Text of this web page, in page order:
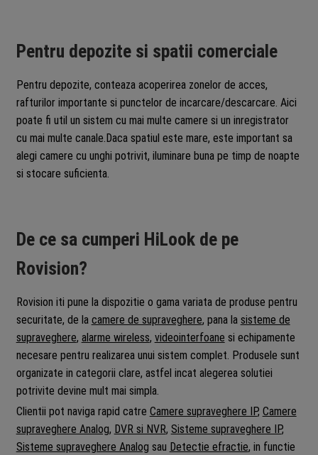
Pentru depozite si spatii comerciale
Pentru depozite, conteaza acoperirea zonelor de acces,
rafturilor importante si punctelor de incarcare/descarcare. Aici
poate fi util un sistem cu mai multe camere si un inregistrator
cu mai multe canale.Daca spatiul este mare, este important sa
alegi camere cu unghi potrivit, iluminare buna pe timp de noapte
si stocare suficienta.
De ce sa cumperi HiLook de pe
Rovision?
Rovision iti pune la dispozitie o gama variata de produse pentru
securitate, de la camere de supraveghere, pana la sisteme de
supraveghere, alarme wireless, videointerfoane si echipamente
necesare pentru realizarea unui sistem complet. Produsele sunt
organizate in categorii clare, astfel incat alegerea solutiei
potrivite devine mult mai simpla.
Clientii pot naviga rapid catre Camere supraveghere IP, Camere
supraveghere Analog, DVR si NVR, Sisteme supraveghere IP,
Sisteme supraveghere Analog sau Detectie efractie, in functie